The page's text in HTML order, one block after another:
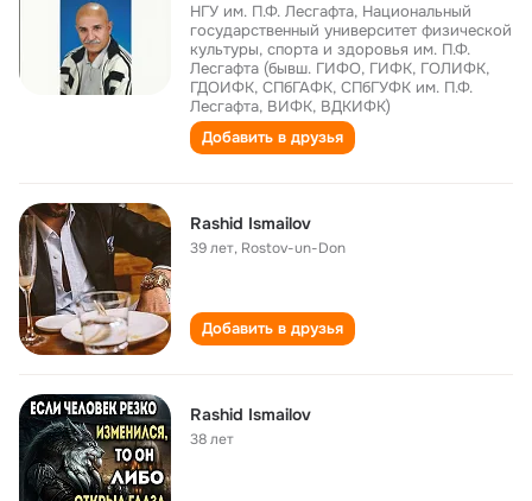
НГУ им. П.Ф. Лесгафта, Национальный
государственный университет физической
культуры, спорта и здоровья им. П.Ф.
Лесгафта (бывш. ГИФО, ГИФК, ГОЛИФК,
ГДОИФК, СПбГАФК, СПбГУФК им. П.Ф.
Лесгафта, ВИФК, ВДКИФК)
Добавить в друзья
Rashid Ismailov
39 лет, Rostov-un-Don
Добавить в друзья
Rashid Ismailov
38 лет